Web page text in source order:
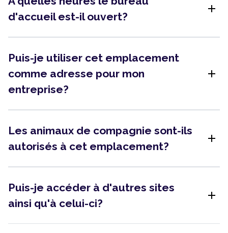
d'accueil est-il ouvert?
add
Puis-je utiliser cet emplacement
comme adresse pour mon
entreprise?
add
Les animaux de compagnie sont-ils
autorisés à cet emplacement?
add
Puis-je accéder à d'autres sites
ainsi qu'à celui-ci?
add